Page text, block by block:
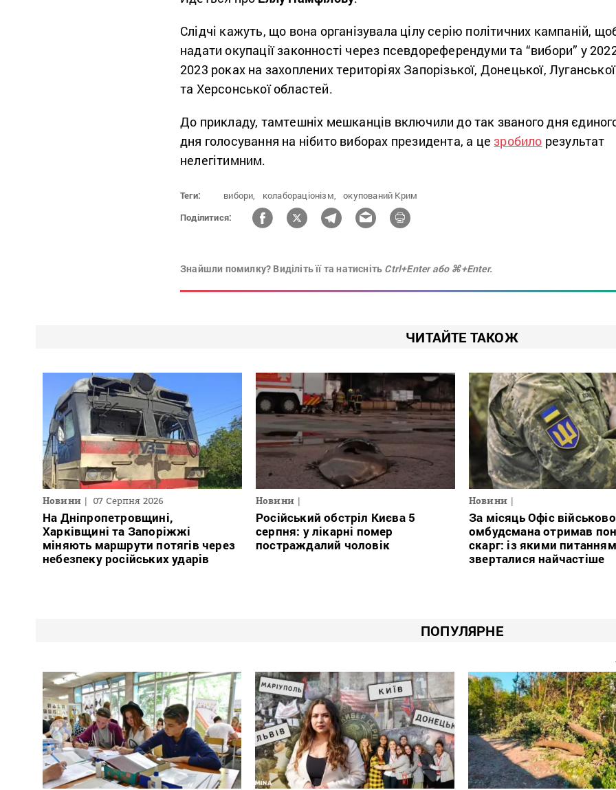
Слідчі кажуть, що вона організувала цілу серію політичних кампаній,
надати окупації законності через псевдореферендуми та “вибори” у
2023 роках на захоплених територіях Запорізької, Донецької, Луганської
та Херсонської областей.
До прикладу, тамтешніх мешканців включили до так званого дня
дня голосування на нібито виборах президента, а цезробило результат
нелегітимним.
Теги: вибори, колабораціонізм,
окупований Крим
Поділитися:
Знайшли помилку? Виділіть її та натисніть Ctrl+Enter або ⌘+Enter.
ЧИТАЙТЕ ТАКОЖ
Новини 07 Серпня 2026
На Дніпропетровщині,
Харківщині та Запоріжжі
міняють маршрути потягів через
небезпеку російських ударів
Новини
Російський обстріл Києва 5
серпня: у лікарні помер
постраждалий чоловік
Новини
За місяць Офіс
омбудсмана отримав
скарг: із якими
зверталися найчастіше
ПОПУЛЯРНЕ